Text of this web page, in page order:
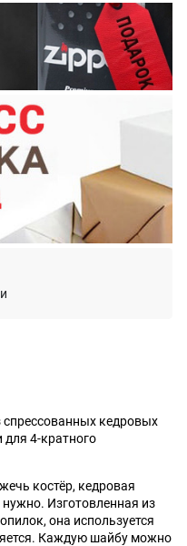
спрессованных кедровых
для 4-кратного
костёр, кедровая
Изготовленная из
она используется
Каждую шайбу можно